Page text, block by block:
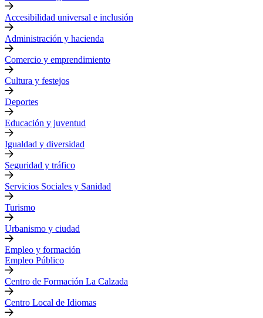
Accesibilidad universal e inclusión
Administración y hacienda
Comercio y emprendimiento
Cultura y festejos
Deportes
Educación y juventud
Igualdad y diversidad
Seguridad y tráfico
Servicios Sociales y Sanidad
Turismo
Urbanismo y ciudad
Empleo y formación
Empleo Público
Centro de Formación La Calzada
Centro Local de Idiomas